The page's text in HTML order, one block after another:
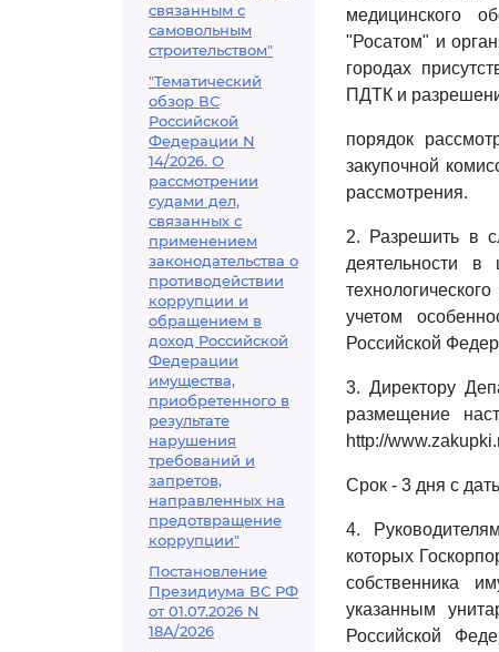
связанным с
самовольным
строительством"
"Тематический
обзор ВС
Российской
Федерации N
14/2026. О
рассмотрении
судами дел,
связанных с
применением
законодательства о
противодействии
коррупции и
обращением в
доход Российской
Федерации
имущества,
приобретенного в
результате
нарушения
требований и
запретов,
направленных на
предотвращение
коррупции"
Постановление
Президиума ВС РФ
от 01.07.2026 N
18А/2026
медицинского
"Росатом" и
городах
ПДТК и
порядок
закупочной
рассмотрения.
2. Разрешить в
деятельности в
учетом
Российской
3. Директору
размещение
http://
Срок - 3 дня с
4.
которых
собственника
указанным
Российской